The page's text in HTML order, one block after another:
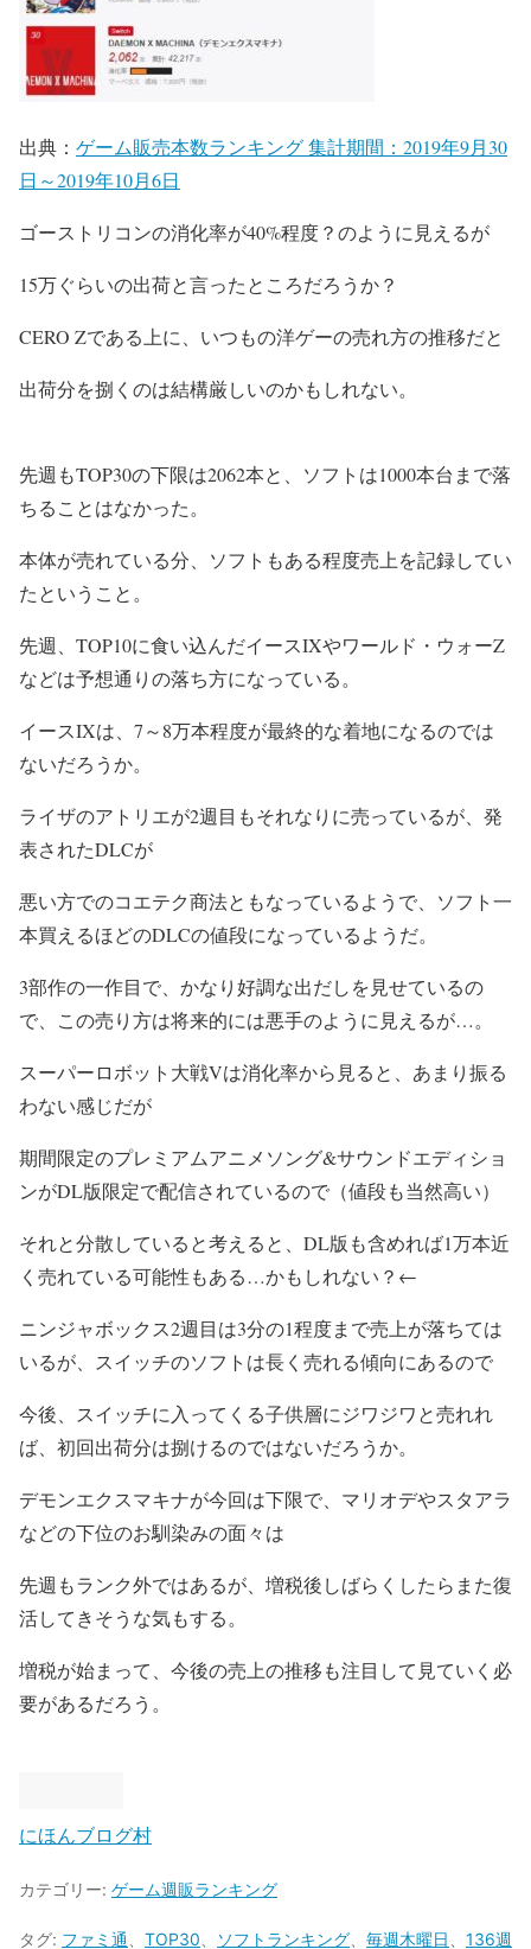
出典： ゲーム販売本数ランキング 集計期間：2019年9月30
日～2019年10月6日
ゴーストリコンの消化率が40%程度？のように見えるが
15万ぐらいの出荷と言ったところだろうか？
CERO Zである上に、いつもの洋ゲーの売れ方の推移だと
出荷分を捌くのは結構厳しいのかもしれない。
先週もTOP30の下限は2062本と、ソフトは1000本台まで落
ちることはなかった。
本体が売れている分、ソフトもある程度売上を記録してい
たということ。
先週、TOP10に食い込んだイースIXやワールド・ウォーZ
などは予想通りの落ち方になっている。
イースIXは、7～8万本程度が最終的な着地になるのでは
ないだろうか。
ライザのアトリエが2週目もそれなりに売っているが、発
表されたDLCが
悪い方でのコエテク商法ともなっているようで、ソフト一
本買えるほどのDLCの値段になっているようだ。
3部作の一作目で、かなり好調な出だしを見せているの
で、この売り方は将来的には悪手のように見えるが…。
スーパーロボット大戦Vは消化率から見ると、あまり振る
わない感じだが
期間限定のプレミアムアニメソング&サウンドエディショ
ンがDL版限定で配信されているので（値段も当然高い）
それと分散していると考えると、DL版も含めれば1万本近
く売れている可能性もある…かもしれない？←
ニンジャボックス2週目は3分の1程度まで売上が落ちては
いるが、スイッチのソフトは長く売れる傾向にあるので
今後、スイッチに入ってくる子供層にジワジワと売れれ
ば、初回出荷分は捌けるのではないだろうか。
デモンエクスマキナが今回は下限で、マリオデやスタアラ
などの下位のお馴染みの面々は
先週もランク外ではあるが、増税後しばらくしたらまた復
活してきそうな気もする。
増税が始まって、今後の売上の推移も注目して見ていく必
要があるだろう。
にほんブログ村
カテゴリー: ゲーム週販ランキング
タグ: ファミ通 TOP30 ソフトランキング 毎週木曜日 136週